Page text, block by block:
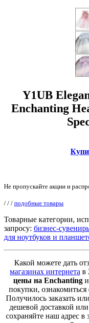
Y1UB
Enchanting
Не пропускайте акции и
/ / / подобные товары
Товарные категории,
запросу: бизнес-
для ноутбуков и
Какой можете дать
магазинах интернета в
цены на Enchantingи
покупки,
Получилось заказать
дешевой доставкой
сохраняйте наш адрес в